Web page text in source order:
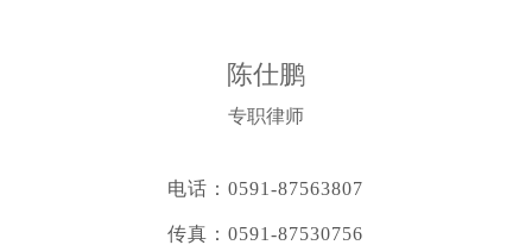
陈仕鹏
专职律师
电话：0591-87563807
传真：0591-87530756